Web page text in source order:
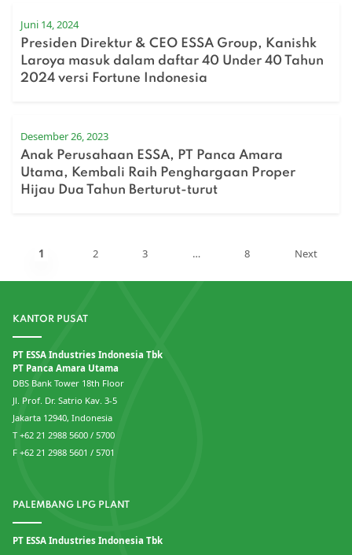
Juni 14, 2024
Presiden Direktur & CEO ESSA Group, Kanishk
Laroya masuk dalam daftar 40 Under 40 Tahun
2024 versi Fortune Indonesia
Desember 26, 2023
Anak Perusahaan ESSA, PT Panca Amara
Utama, Kembali Raih Penghargaan Proper
Hijau Dua Tahun Berturut-turut
1 2 3 … 8 Next
KANTOR PUSAT
PT ESSA Industries Indonesia Tbk
PT Panca Amara Utama
DBS Bank Tower 18th Floor
Jl. Prof. Dr. Satrio Kav. 3-5
Jakarta 12940, Indonesia
T +62 21 2988 5600 / 5700
F +62 21 2988 5601 / 5701
PALEMBANG LPG PLANT
PT ESSA Industries Indonesia Tbk